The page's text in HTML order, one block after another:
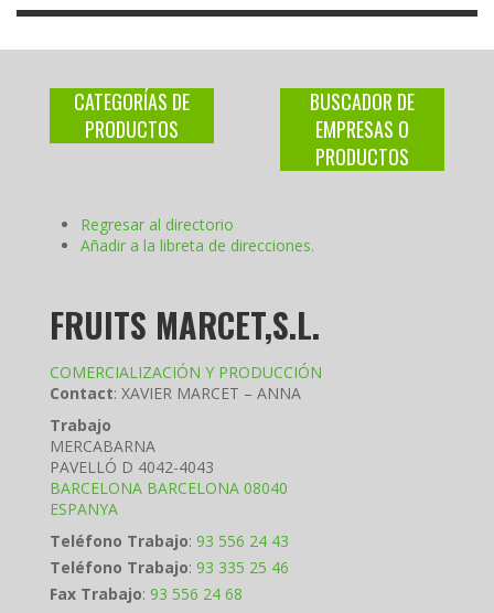
CATEGORÍAS DE
PRODUCTOS
BUSCADOR DE
EMPRESAS O
PRODUCTOS
Regresar al directorio
Añadir a la libreta de direcciones.
FRUITS MARCET,S.L.
COMERCIALIZACIÓN Y PRODUCCIÓN
Contact: XAVIER MARCET – ANNA
Trabajo
MERCABARNA
PAVELLÓ D 4042-4043
BARCELONA BARCELONA 08040
ESPANYA
Teléfono Trabajo: 93 556 24 43
Teléfono Trabajo: 93 335 25 46
Fax Trabajo: 93 556 24 68